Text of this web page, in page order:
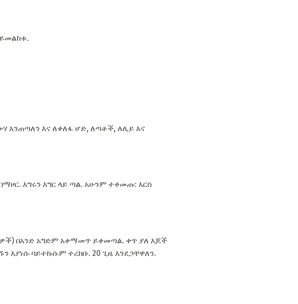
እና ለቀለፋ ሆድ, ለጣቶች, ለሊይ እና
እግሩን እግር ላይ ጣል. አሁንም ተቀመጡ: እርስ
በአንድ አግድም አቀማመጥ ይቀመጣል. ቀጥ ያለ እጆች
እያነሱ ባይተኩሱም ተረከቡ. 20 ጊዜ እንደጋቸዋለን.